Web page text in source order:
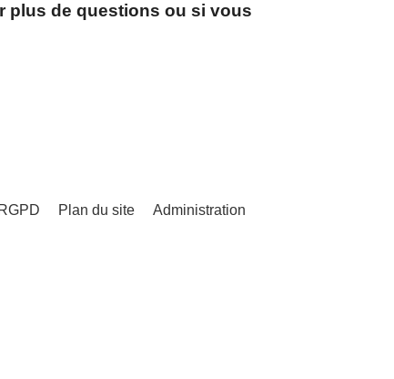
plus de questions ou si vous
Plan du site Administration